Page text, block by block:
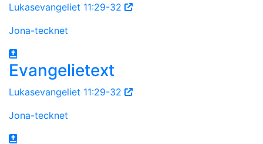
Lukasevangeliet 11:29-32
Jona-tecknet
Evangelietext
Lukasevangeliet 11:29-32
Jona-tecknet